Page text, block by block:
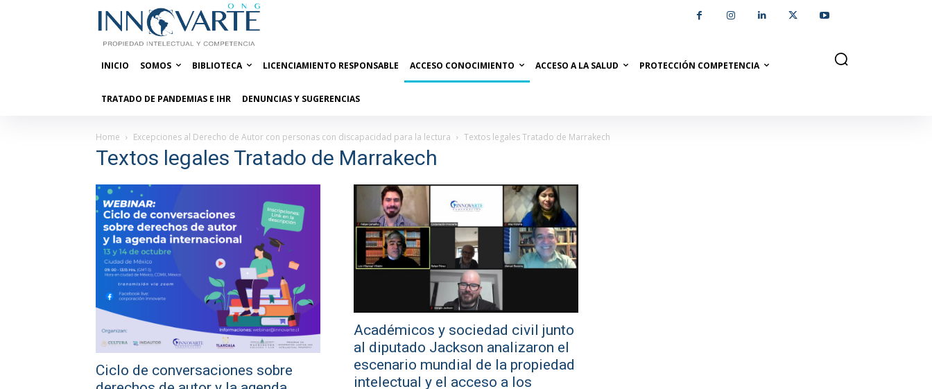
INICIO SOMOS BIBLIOTECA LICENCIAMIENTO RESPONSABLE ACCESO CONOCIMIENTO ACCESO A LA SALUD PROTECCIÓN COMPETENCIA
TRATADO DE PANDEMIAS E IHR DENUNCIAS Y SUGERENCIAS
Home Excepciones al Derecho de Autor con personas con discapacidad para la lectura Textos legales Tratado de Marrakech
Textos legales Tratado de Marrakech
Ciclo de conversaciones sobre
Académicos y sociedad civil junto
al diputado Jackson analizaron el
escenario mundial de la propiedad
intelectual y el acceso a los